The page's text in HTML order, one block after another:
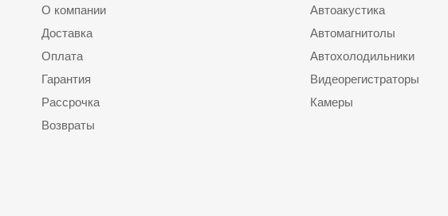
О компании
Доставка
Оплата
Гарантия
Рассрочка
Возвраты
Автоакустика
Автомагнитолы
Автохолодильники
Видеорегистраторы
Камеры